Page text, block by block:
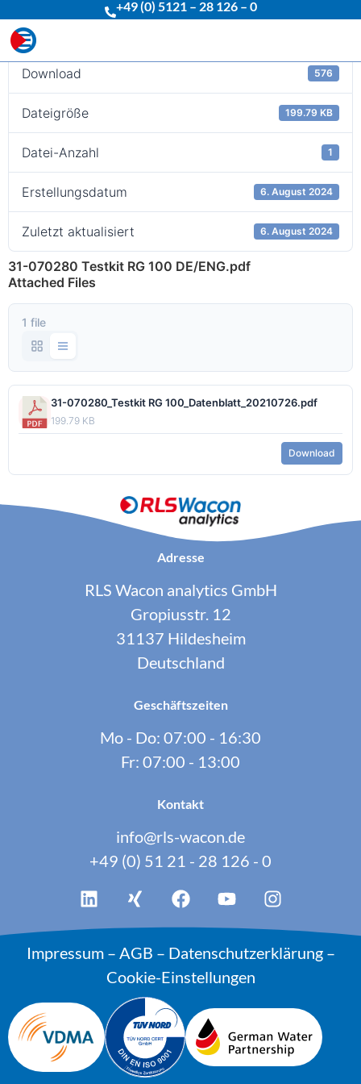
+49 (0) 5121 – 28 126 – 0
Download
Download 576
Dateigröße 199.79 KB
Datei-Anzahl 1
Erstellungsdatum 6. August 2024
Zuletzt aktualisiert 6. August 2024
31-070280 Testkit RG 100 DE/ENG.pdf
Attached Files
1 file
31-070280_Testkit RG 100_Datenblatt_20210726.pdf
199.79 KB
Download
Adresse
RLS Wacon analytics GmbH
Gropiusstr. 12
31137 Hildesheim
Deutschland
Geschäftszeiten
Mo - Do: 07:00 - 16:30
Fr: 07:00 - 13:00
Kontakt
info@rls-wacon.de
+49 (0) 51 21 - 28 126 - 0
Impressum– AGB – Datenschutzerklärung–
Cookie-Einstellungen